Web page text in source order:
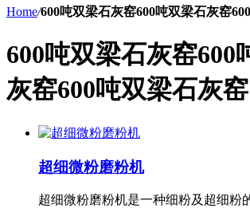
Home/600吨双梁石灰窑600吨双梁石灰窑
600吨双梁石灰窑600
灰窑600吨双梁石灰窑
超细微粉磨粉机
超细微粉磨粉机是一种细粉及超细粉